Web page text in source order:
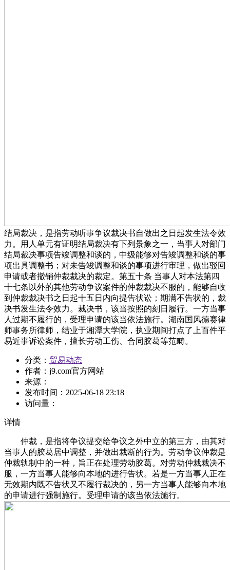
结局裁决，是指劳动听事争议裁决书自做出之日起发生法令效
力。用人单元有证明结局裁决有下列景象之一，当事人对部门
结局裁决事项告竣调整和谈的，中级能够对告竣调整和谈的事
项出具调整书；对未告竣调整和谈的事项进行审理，做出驳回
申请或者撤销仲裁裁决的裁定。第五十条 当事人对本法第四
十七条以外的其他劳动争议案件的仲裁裁决不服的，能够自收
到仲裁裁决书之日起十五日内向提告状讼；期满不告状的，裁
决书发生法令效力。裁决书，该当按照的刻日履行。一方当事
人过期不履行的，受理申请的该当依法施行。湖南国风德赛律
师事务所律师，结业于湘潭大学院，执业期间打点了上百件平
易近事诉讼案件，擅长劳动工伤、合同胶葛等范畴。
分类： 贸易动态
作者： j9.com官方网站
来源：
发布时间： 2025-06-18 23:18
访问量：
详情
仲裁，是指将争议提交给争议之外中立的第三方，由其对
当事人的胶葛居中调整，并做出裁断的行为。劳动争议仲裁是
仲裁轨制中的一种，旨正在处理劳动胶葛。对劳动仲裁裁决不
服，一方当事人能够向本地的进行告状。若是一方当事人正在
无效期内既不告状又不履行裁决的，另一方当事人能够向本地
的申请进行强制施行。受理申请的该当依法施行。